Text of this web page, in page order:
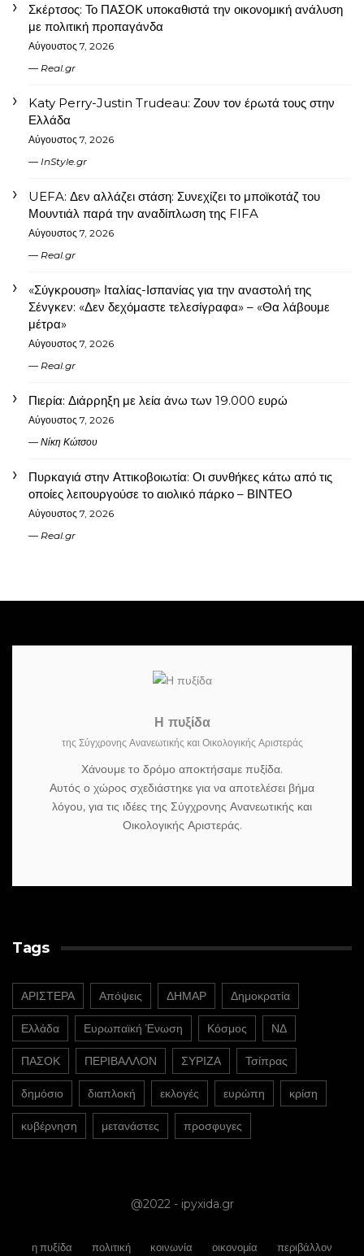
Σκέρτσος: Το ΠΑΣΟΚ υποκαθιστά την οικονομική ανάλυση
με πολιτική προπαγάνδα
Αύγουστος 7, 2026
Real.gr
Katy Perry-Justin Trudeau: Ζουν τον έρωτά τους στην
Ελλάδα
Αύγουστος 7, 2026
InStyle.gr
UEFA: Δεν αλλάζει στάση: Συνεχίζει το μποϊκοτάζ του
Μουντιάλ παρά την αναδίπλωση της FIFA
Αύγουστος 7, 2026
Real.gr
«Σύγκρουση» Ιταλίας-Ισπανίας για την αναστολή της
Σένγκεν: «Δεν δεχόμαστε τελεσίγραφα» – «Θα λάβουμε
μέτρα»
Αύγουστος 7, 2026
Real.gr
Πιερία: Διάρρηξη με λεία άνω των 19.000 ευρώ
Αύγουστος 7, 2026
Νίκη Κώτσου
Πυρκαγιά στην Αττικοβοιωτία: Οι συνθήκες κάτω από τις
οποίες λειτουργούσε το αιολικό πάρκο – ΒΙΝΤΕΟ
Αύγουστος 7, 2026
Real.gr
Η πυξίδα
της Σύγχρονης Ανανεωτικής και Οικολογικής Αριστεράς
Χάνουμε το δρόμο αποκτήσαμε πυξίδα.
Αυτός ο χώρος σχεδιάστηκε για να αποτελέσει βήμα
λόγου, για τις ιδέες της Σύγχρονης Ανανεωτικής και
Οικολογικής Αριστεράς.
Tags
ΑΡΙΣΤΕΡΑ Απόψεις ΔΗΜΑΡ Δημοκρατία
Ελλάδα Ευρωπαϊκή Ένωση Κόσμος ΝΔ
ΠΑΣΟΚ ΠΕΡΙΒΑΛΛΟΝ ΣΥΡΙΖΑ Τσίπρας
δημόσιο διαπλοκή εκλογές ευρώπη κρίση
κυβέρνηση μετανάστες προσφυγες
@2022 - ipyxida.gr
η πυξίδα πολιτική κοινωνία οικονομία περιβάλλον